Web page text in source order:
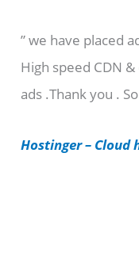
g
o
r
e
” we have placed
High speed CDN
ads .Thank you .
Hostinger – Cloud